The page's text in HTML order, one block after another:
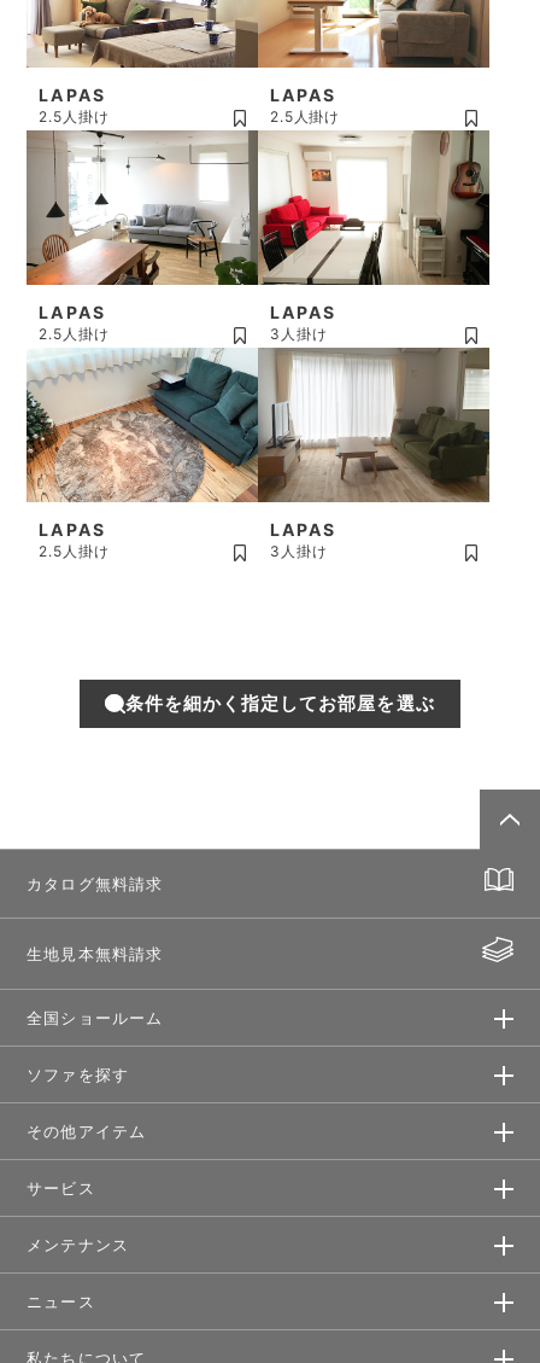
LAPAS
2.5人掛け
LAPAS
2.5人掛け
LAPAS
2.5人掛け
LAPAS
3人掛け
LAPAS
2.5人掛け
LAPAS
3人掛け
条件を細かく指定してお部屋を選ぶ
カタログ無料請求
生地見本無料請求
全国ショールーム
ソファを探す
その他アイテム
サービス
メンテナンス
ニュース
私たちについて